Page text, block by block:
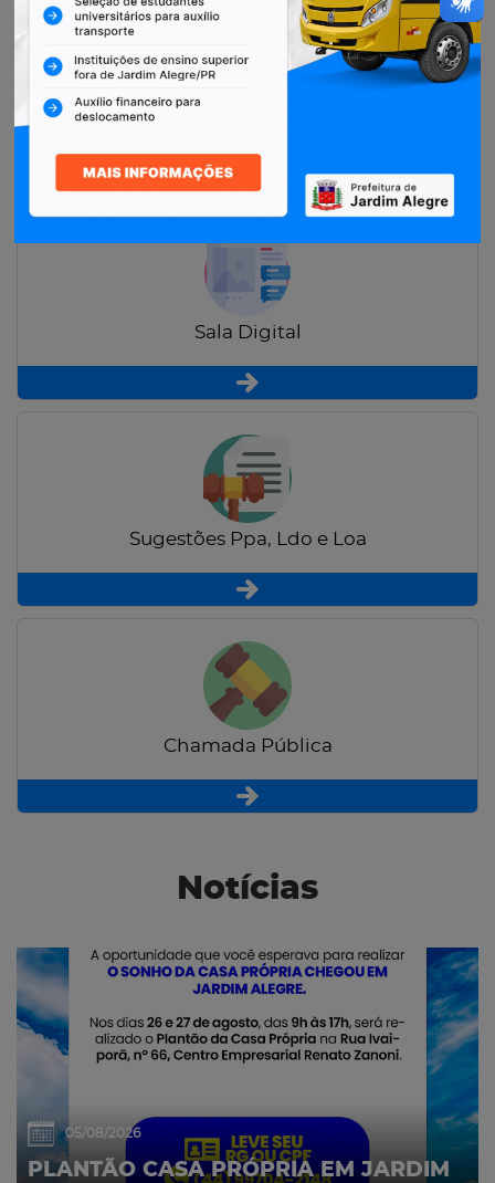
Restituição de Contribuintes
Sala Digital
Sugestões Ppa, Ldo e Loa
Chamada Pública
Notícias
05/08/2026
PLANTÃO CASA PRÓPRIA EM JARDIM